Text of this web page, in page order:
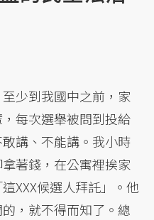
少到我國中之前，家
每次選舉被問到投給
講、不能講。我小時
著錢，在公寓裡挨家
XXX候選人拜託」。他
，就不得而知了。總